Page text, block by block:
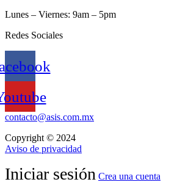
Lunes – Viernes: 9am – 5pm
Redes Sociales
contacto@asis.com.mx
Copyright © 2024
Aviso de privacidad
Iniciar sesión Crea una cuenta